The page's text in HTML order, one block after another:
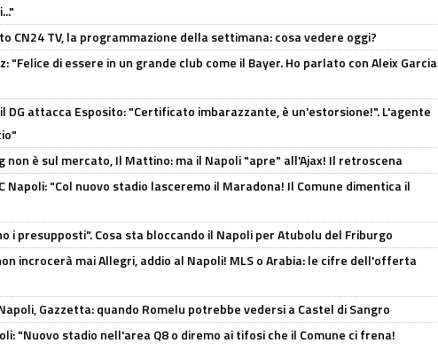
CN24 TV, la programmazione della settimana: cosa vedere oggi?
"Felice di essere in un grande club come il Bayer. Ho parlato con Aleix Garcia
DG attacca Esposito: "Certificato imbarazzante, è un'estorsione!". L'agente
non è sul mercato, Il Mattino: ma il Napoli "apre" all'Ajax! Il retroscena
Napoli: "Col nuovo stadio lasceremo il Maradona! Il Comune dimentica il
i presupposti". Cosa sta bloccando il Napoli per Atubolu del Friburgo
incrocerà mai Allegri, addio al Napoli! MLS o Arabia: le cifre dell'offerta
Gazzetta: quando Romelu potrebbe vedersi a Castel di Sangro
"Nuovo stadio nell'area Q8 o diremo ai tifosi che il Comune ci frena!